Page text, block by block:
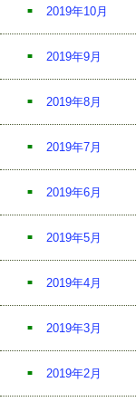
2019年10月
2019年9月
2019年8月
2019年7月
2019年6月
2019年5月
2019年4月
2019年3月
2019年2月